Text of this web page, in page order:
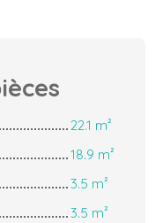
22.1 m²
18.9 m²
3.5 m²
3.5 m²